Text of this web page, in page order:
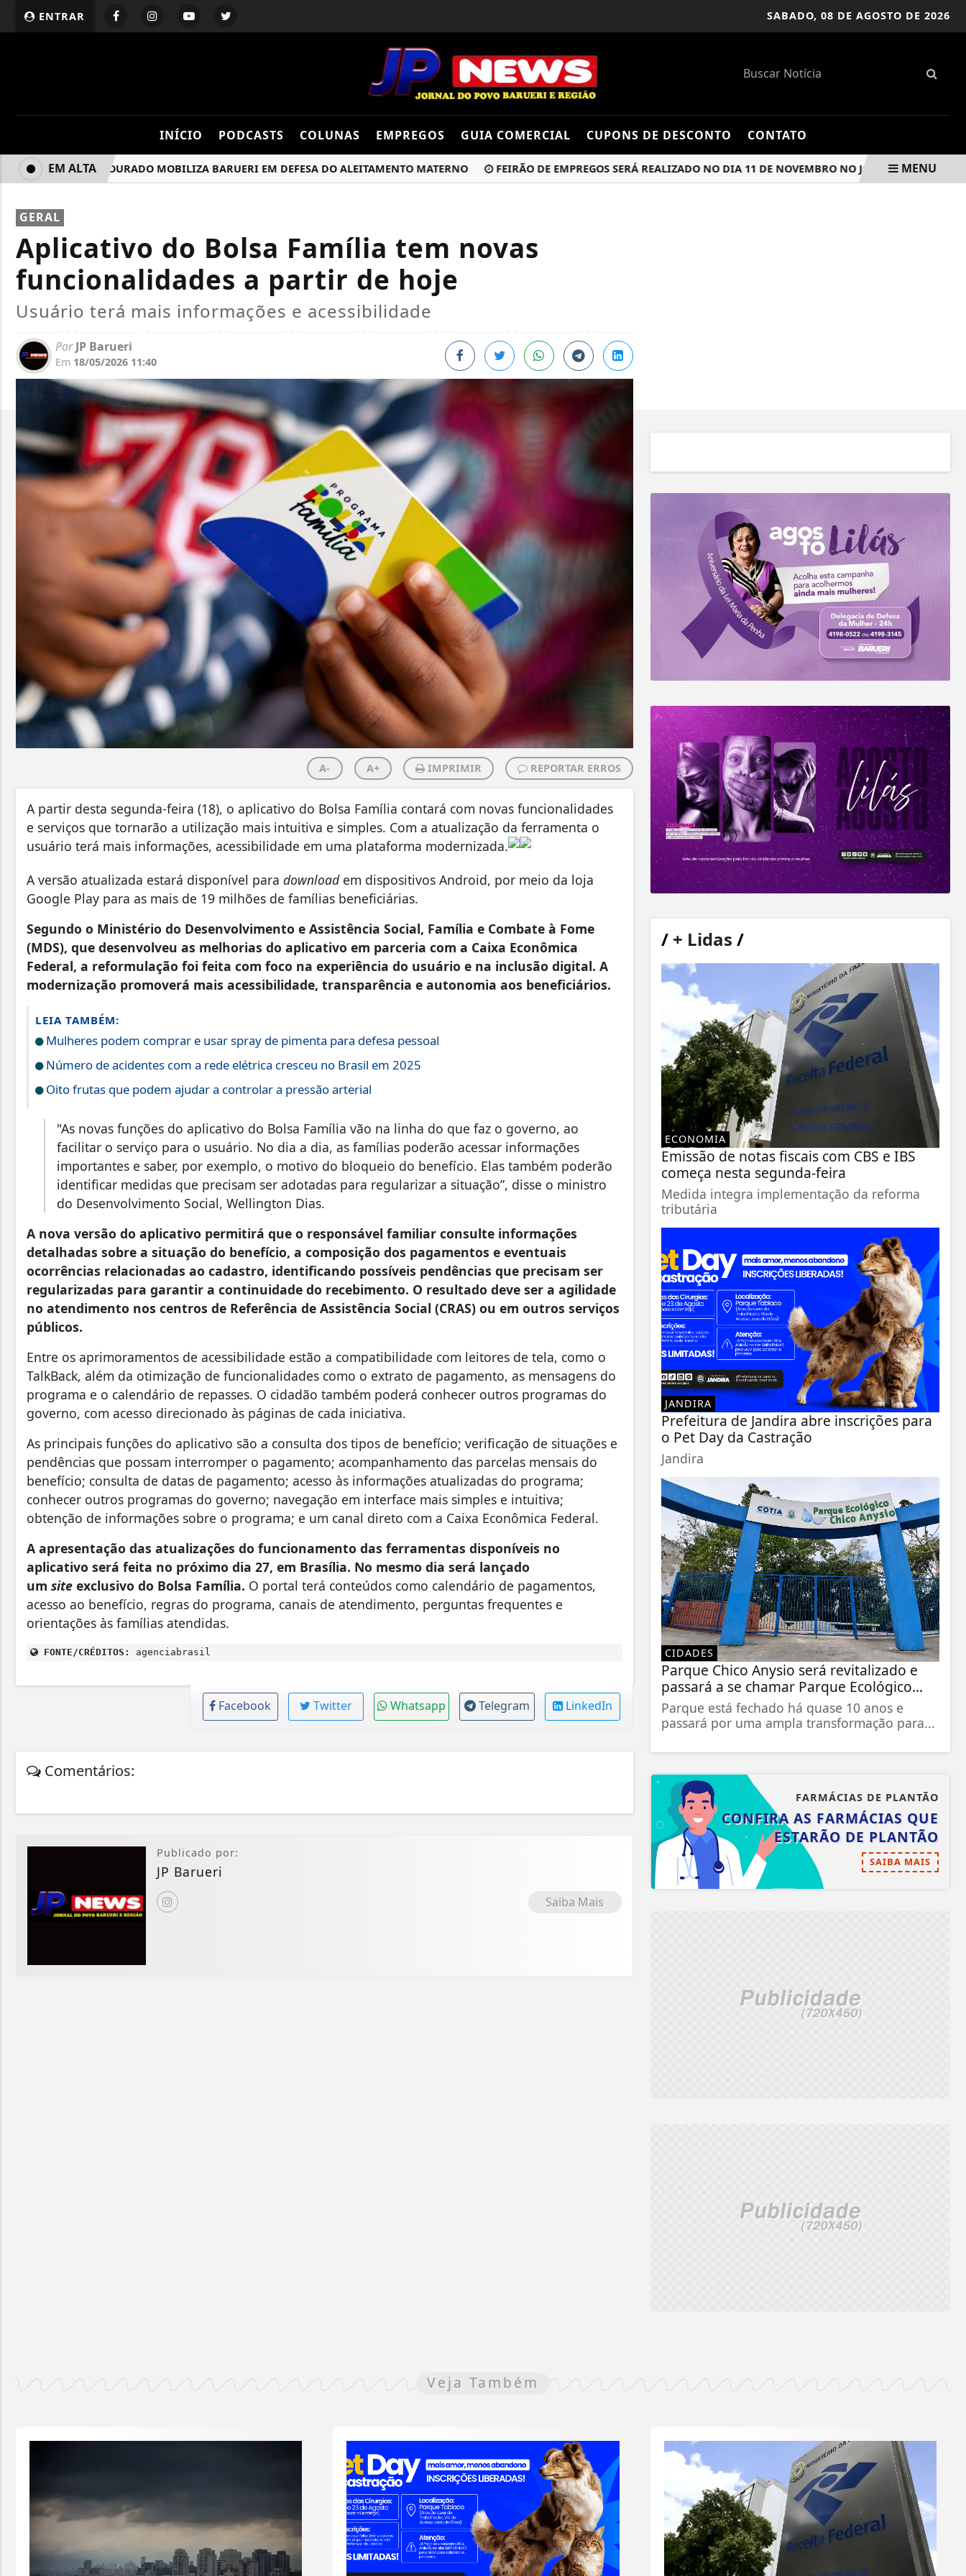
ENTRAR SABADO, 08 DE AGOSTO DE 2026
INÍCIO PODCASTS COLUNAS EMPREGOS GUIA COMERCIAL CUPONS DE DESCONTO CONTATO
AGOSTO DOURADO MOBILIZA BARUERI EM DEFESA DO ALEITAMENTO MATERNO FEIRÃO DE EMPREGOS SERÁ REALIZADO NO DIA 11 DE NOVEMBRO NO JOSÉ CORRÊA
EM ALTA MENU
GERAL
Aplicativo do Bolsa Família tem novas
funcionalidades a partir de hoje
Usuário terá mais informações e acessibilidade
PorJP Barueri
Em 18/05/2026 11:40
A- A+ IMPRIMIR REPORTAR ERROS
A partir desta segunda-feira (18), o aplicativo do Bolsa Família contará com novas funcionalidades
e serviços que tornarão a utilização mais intuitiva e simples. Com a atualização da ferramenta o
usuário terá mais informações, acessibilidade em uma plataforma modernizada.
A versão atualizada estará disponível para downloadem dispositivos Android, por meio da loja
Google Play para as mais de 19 milhões de famílias beneficiárias.
Segundo o Ministério do Desenvolvimento e Assistência Social, Família e Combate à Fome
(MDS), que desenvolveu as melhorias do aplicativo em parceria com a Caixa Econômica
Federal, a reformulação foi feita com foco na experiência do usuário e na inclusão digital. A
modernização promoverá mais acessibilidade, transparência e autonomia aos beneficiários.
LEIA TAMBÉM:
Mulheres podem comprar e usar spray de pimenta para defesa pessoal
Número de acidentes com a rede elétrica cresceu no Brasil em 2025
Oito frutas que podem ajudar a controlar a pressão arterial
"As novas funções do aplicativo do Bolsa Família vão na linha do que faz o governo, ao
facilitar o serviço para o usuário. No dia a dia, as famílias poderão acessar informações
importantes e saber, por exemplo, o motivo do bloqueio do benefício. Elas também poderão
identificar medidas que precisam ser adotadas para regularizar a situação”, disse o ministro
do Desenvolvimento Social, Wellington Dias.
A nova versão do aplicativo permitirá que o responsável familiar consulte informações
detalhadas sobre a situação do benefício, a composição dos pagamentos e eventuais
ocorrências relacionadas ao cadastro, identificando possíveis pendências que precisam ser
regularizadas para garantir a continuidade do recebimento. O resultado deve ser a agilidade
no atendimento nos centros de Referência de Assistência Social (CRAS) ou em outros serviços
públicos.
Entre os aprimoramentos de acessibilidade estão a compatibilidade com leitores de tela, como o
TalkBack, além da otimização de funcionalidades como o extrato de pagamento, as mensagens do
programa e o calendário de repasses. O cidadão também poderá conhecer outros programas do
governo, com acesso direcionado às páginas de cada iniciativa.
As principais funções do aplicativo são a consulta dos tipos de benefício; verificação de situações e
pendências que possam interromper o pagamento; acompanhamento das parcelas mensais do
benefício; consulta de datas de pagamento; acesso às informações atualizadas do programa;
conhecer outros programas do governo; navegação em interface mais simples e intuitiva;
obtenção de informações sobre o programa; e um canal direto com a Caixa Econômica Federal.
A apresentação das atualizações do funcionamento das ferramentas disponíveis no
aplicativo será feita no próximo dia 27, em Brasília. No mesmo dia será lançado
um site exclusivo do Bolsa Família. O portal terá conteúdos como calendário de pagamentos,
acesso ao benefício, regras do programa, canais de atendimento, perguntas frequentes e
orientações às famílias atendidas.
FONTE/CRÉDITOS: agenciabrasil
Facebook Twitter Whatsapp Telegram LinkedIn
Comentários:
Publicado por:
JP Barueri
Saiba Mais
/+ Lidas /
ECONOMIA
Emissão de notas fiscais com CBS e IBS
começa nesta segunda-feira
Medida integra implementação da reforma
tributária
JANDIRA
Prefeitura de Jandira abre inscrições para
o Pet Day da Castração
Jandira
CIDADES
Parque Chico Anysio será revitalizado e
passará a se chamar Parque Ecológico...
Parque está fechado há quase 10 anos e
passará por uma ampla transformação para...
FARMÁCIAS DE PLANTÃO
CONFIRA AS FARMÁCIAS QUE
ESTARÃO DE PLANTÃO
SAIBA MAIS
Veja Também